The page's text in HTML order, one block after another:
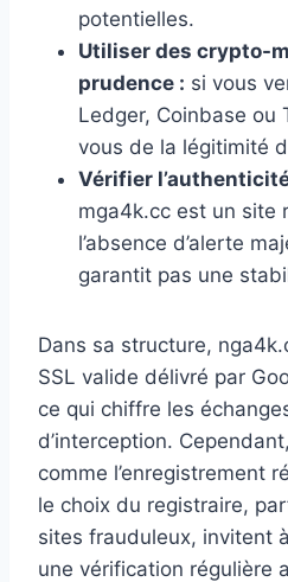
potentielles.
Utiliser des crypto-
prudence : si vous
Ledger, Coinbase ou
vous de la légitimité
Vérifier
mga4k.cc est un site
l’absence d’alerte
garantit pas une
Dans sa structure,
SSL valide délivré par
ce qui chiffre les
d’interception.
comme l’enregistrement
le choix du registraire,
sites frauduleux, invitent
une vérification régulière